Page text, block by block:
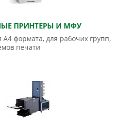
ПРИНТЕРЫ И МФУ
формата, для рабочих групп,
печати